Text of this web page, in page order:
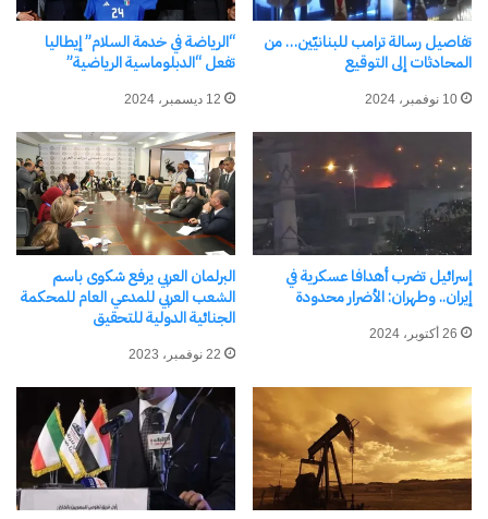
بدعم الحوار والتعاون والتنمية المشتركة، وتعزيز جسور
التواصل بين شعوب المنطقة بما يخدم السلام
والاستقرار والرخاء للجميع.”
شارك هذا الموضوع:
X
معجب بهذه:
مرتبط
تفاصيل رسالة ترامب للبنانيّين… من
المحادثات إلى التوقيع
10 نوفمبر، 2024
“الرياضة في خدمة السلام” إيطاليا
تفعل “الدبلوماسية الرياضية”
12 ديسمبر، 2024
إسرائيل تضرب أهدافا عسكرية في
إيران.. وطهران: الأضرار محدودة
26 أكتوبر، 2024
البرلمان العربي يرفع شكوى باسم
الشعب العربي للمدعي العام للمحكمة
الجنائية الدولية للتحقيق
22 نوفمبر، 2023